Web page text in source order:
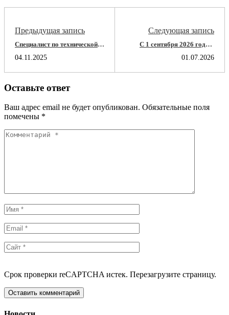
Предыдущая запись
Специалист по технической
такой и как им стать?
04.11.2025
Следующая запись
С 1 сентября 2026 года в
производственного обучения
01.07.2026
Оставьте ответ
Ваш адрес email не будет опубликован. Обязательные поля
помечены *
Срок проверки reCAPTCHA истек. Перезагрузите страницу.